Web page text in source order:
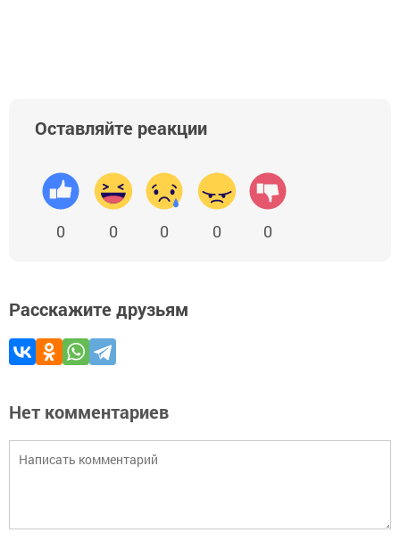
Оставляйте реакции
0 0 0 0 0
Расскажите друзьям
Нет комментариев